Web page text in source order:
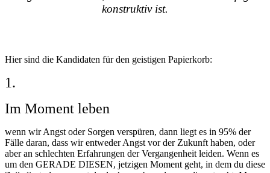
konstruktiv ist.
Hier sind die Kandidaten für den geistigen Papierkorb:
1.
Im Moment leben
wenn wir Angst oder Sorgen verspüren, dann liegt es in 95% der
Fälle daran, dass wir entweder Angst vor der Zukunft haben, oder
aber an schlechten Erfahrungen der Vergangenheit leiden. Wenn es
um den GERADE DIESEN, jetzigen Moment geht, in dem du diese